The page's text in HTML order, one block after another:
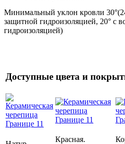
Минимальный уклон кровли
защитной гидроизоляцией, 20° с
гидроизоляцией)
Доступные цвета и
Красная.